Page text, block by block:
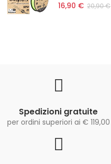
16,90 € 20,90 €
Spedizioni gratuite
per ordini superiori ai € 119,00